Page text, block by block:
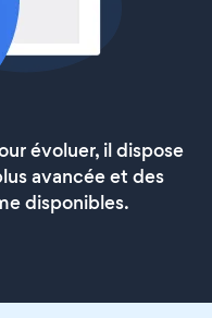
évoluer, il dispose
avancée et des
disponibles.